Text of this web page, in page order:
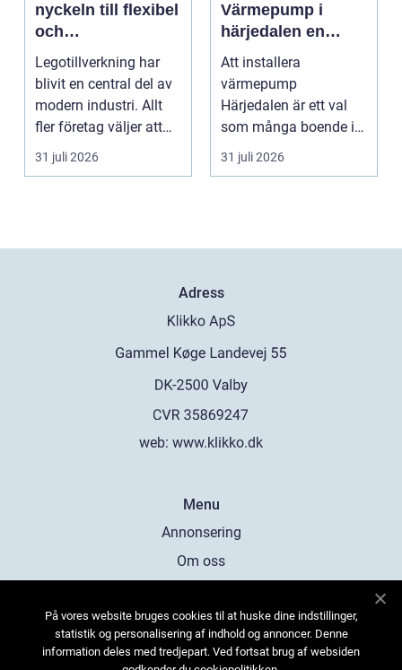
nyckeln till flexibel
och
kostnadseffektiv
produktion
Legotillverkning har
blivit en central del av
modern industri. Allt
fler företag väljer att
lägga ut...
31 juli 2026
Värmepump i
härjedalen en
hållbar
framtidslösning**
Att installera
värmepump
Härjedalen är ett val
som många boende i
denna vackra del av
Sverige gör fö...
31 juli 2026
Adress
web: www.klikko.dk
Menu
Annonsering
Om oss
Kontakta oss
Sitemap
På vores website bruges cookies til at huske dine indstillinger,
statistik og personalisering af indhold og annoncer. Denne
information deles med tredjepart. Ved fortsat brug af websiden